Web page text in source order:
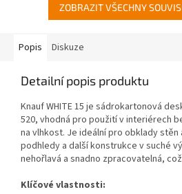
ZOBRAZIT VŠECHNY
Popis Diskuze
Detailní popis produktu
Knauf WHITE 15 je sádrokartonová
520, vhodná pro použití v interiérech
na vlhkost. Je ideální pro obklady
podhledy a další konstrukce v suché
nehořlavá a snadno zpracovatelná,
Klíčové vlastnosti: